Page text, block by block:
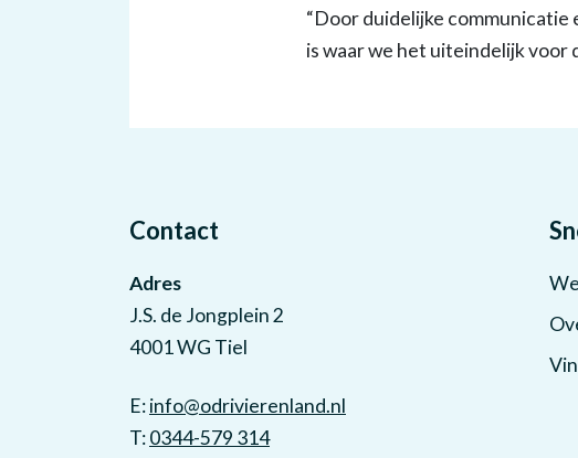
“Door duidelijke
is waar we het uiteindelijk voor
Contact
Adres
J.S. de Jongplein 2
4001 WG Tiel
E:info@odrivierenland.nl
T:0344-579 314